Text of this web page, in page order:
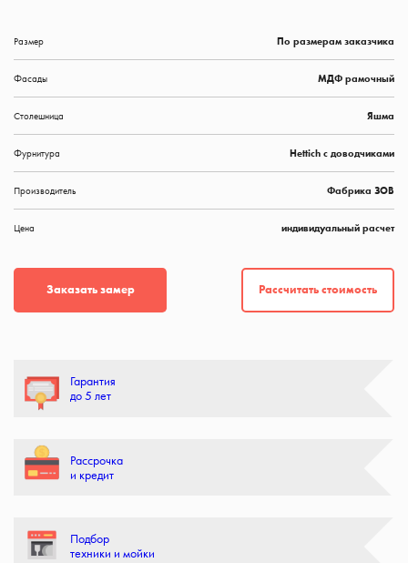
Размер По размерам заказчика
Фасады МДФ рамочный
Столешница Яшма
Фурнитура Hettich с доводчиками
Производитель Фабрика ЗОВ
Цена индивидуальный расчет
Заказать замер Рассчитать стоимость
Гарантия
до 5 лет
Рассрочка
и кредит
Подбор
техники и мойки